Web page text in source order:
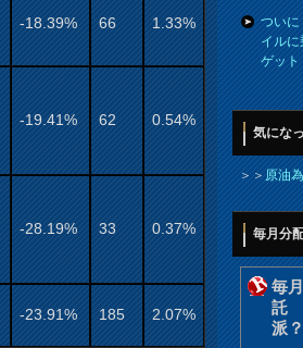
-18.39% 66 1.33%
-19.41% 62 0.54%
-28.19% 33 0.37%
-23.91% 185 2.07%
ついに
イルに
ゲット
気にな
＞＞原油
毎月分
毎
託
派？